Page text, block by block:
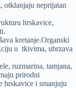
otklanjaju neprijatan
hrskavice,
kretanje.Оrganski
u tkivima, ubrzava
ruzmarina, tamjana,
prirodni
hrskavice i smanjuju